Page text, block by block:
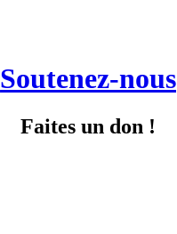
Soutenez-nous
Faites un don !